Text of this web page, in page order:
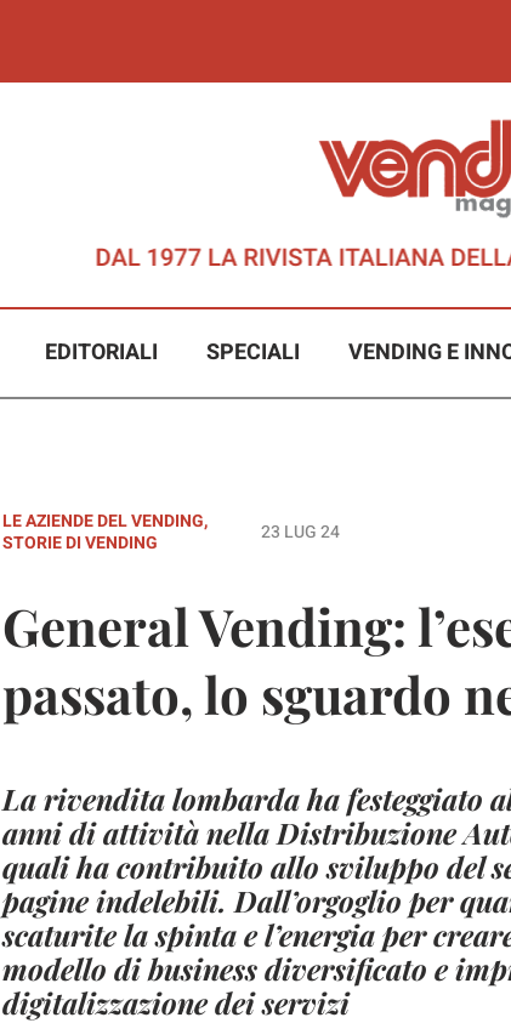
EDITORIALI SPECIALI VENDING E
LE AZIENDE DEL VENDING,
STORIE DI VENDING
23 LUG 24
General Vending:
passato, lo sguardo
La rivendita lombarda ha festeggiato
anni di attività nella Distribuzione
quali ha contribuito allo sviluppo del
pagine indelebili. Dall’orgoglio per
scaturite la spinta e l’energia per
modello di business diversificato e
digitalizzazione dei servizi